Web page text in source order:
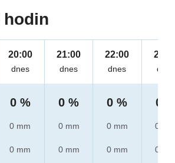
hodin
20:00
dnes
0 %
0 mm
0 mm
21:00
dnes
0 %
0 mm
0 mm
22:00
dnes
0 %
0 mm
0 mm
23:00
dnes
0 %
0 mm
0 mm